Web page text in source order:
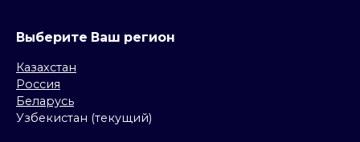
Выберите Ваш регион
Казахстан
Россия
Беларусь
Узбекистан (текущий)